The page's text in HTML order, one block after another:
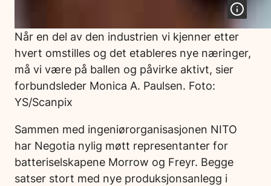
Når en del av den industrien vi kjenner etter
hvert omstilles og det etableres nye næringer,
må vi være på ballen og påvirke aktivt, sier
forbundsleder Monica A. Paulsen. Foto:
YS/Scanpix
Sammen med ingeniørorganisasjonen NITO
har Negotia nylig møtt representanter for
batteriselskapene Morrow og Freyr. Begge
satser stort med nye produksjonsanlegg i